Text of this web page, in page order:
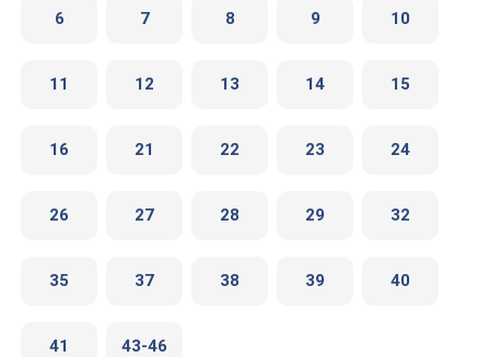
6 7 8 9 10
11 12 13 14 15
16 21 22 23 24
26 27 28 29 32
35 37 38 39 40
41 43-46